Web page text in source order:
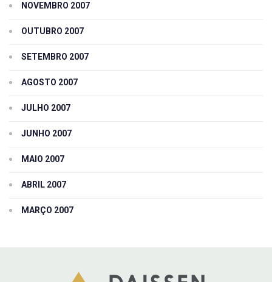
NOVEMBRO 2007
OUTUBRO 2007
SETEMBRO 2007
AGOSTO 2007
JULHO 2007
JUNHO 2007
MAIO 2007
ABRIL 2007
MARÇO 2007